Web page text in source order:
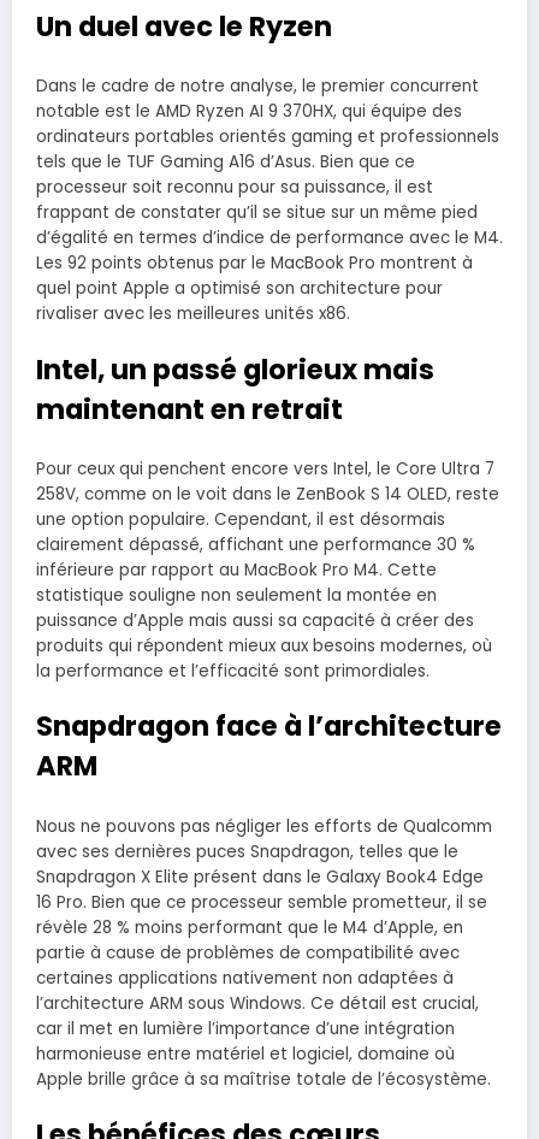
Un duel avec le Ryzen
Dans le cadre de notre analyse, le premier concurrent
notable est le AMD Ryzen AI 9 370HX, qui équipe des
ordinateurs portables orientés gaming et professionnels
tels que le TUF Gaming A16 d’Asus. Bien que ce
processeur soit reconnu pour sa puissance, il est
frappant de constater qu’il se situe sur un même pied
d’égalité en termes d’indice de performance avec le M4.
Les 92 points obtenus par le MacBook Pro montrent à
quel point Apple a optimisé son architecture pour
rivaliser avec les meilleures unités x86.
Intel, un passé glorieux mais
maintenant en retrait
Pour ceux qui penchent encore vers Intel, le Core Ultra 7
258V, comme on le voit dans le ZenBook S 14 OLED, reste
une option populaire. Cependant, il est désormais
clairement dépassé, affichant une performance 30 %
inférieure par rapport au MacBook Pro M4. Cette
statistique souligne non seulement la montée en
puissance d’Apple mais aussi sa capacité à créer des
produits qui répondent mieux aux besoins modernes, où
la performance et l’efficacité sont primordiales.
Snapdragon face à l’architecture
ARM
Nous ne pouvons pas négliger les efforts de Qualcomm
avec ses dernières puces Snapdragon, telles que le
Snapdragon X Elite présent dans le Galaxy Book4 Edge
16 Pro. Bien que ce processeur semble prometteur, il se
révèle 28 % moins performant que le M4 d’Apple, en
partie à cause de problèmes de compatibilité avec
certaines applications nativement non adaptées à
l’architecture ARM sous Windows. Ce détail est crucial,
car il met en lumière l’importance d’une intégration
harmonieuse entre matériel et logiciel, domaine où
Apple brille grâce à sa maîtrise totale de l’écosystème.